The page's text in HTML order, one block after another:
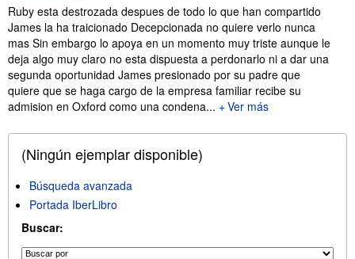
Sinopsis
Ruby esta destrozada despues de todo lo que han compartido
James la ha traicionado Decepcionada no quiere verlo nunca
mas Sin embargo lo apoya en un momento muy triste aunque le
deja algo muy claro no esta dispuesta a perdonarlo ni a dar una
segunda oportunidad James presionado por su padre que
quiere que se haga cargo de la empresa familiar recibe su
admision en Oxford como una condena...
Ver más
(Ningún ejemplar disponible)
Búsqueda avanzada
Portada IberLibro
Buscar: